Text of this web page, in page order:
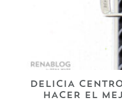
DELICIA
HACER EL